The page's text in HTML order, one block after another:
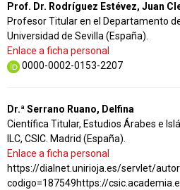
Prof. Dr. Rodríguez Estévez, Juan
Profesor Titular en el Departamento
Universidad de Sevilla (España).
Enlace a ficha personal
0000-0002-0153-2207
Dr.ª Serrano Ruano, Delfina
Científica Titular, Estudios Árabes e
ILC, CSIC. Madrid (España).
Enlace a ficha personal
https://dialnet.unirioja.es/servlet/
codigo=187549https://